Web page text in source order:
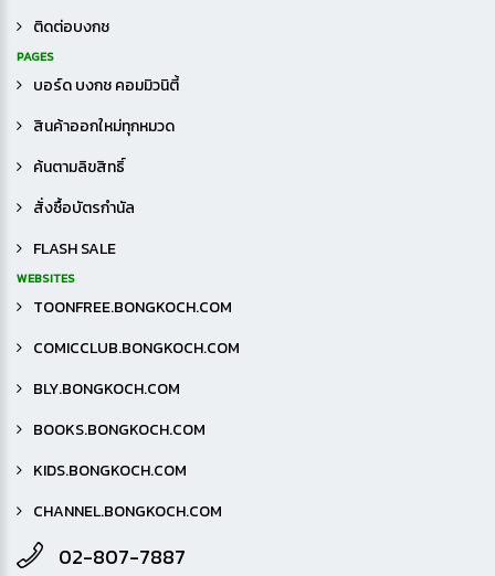
ติดต่อบงกช
PAGES
บอร์ด บงกช คอมมิวนิตี้
สินค้าออกใหม่ทุกหมวด
ค้นตามลิขสิทธิ์
สั่งซื้อบัตรกำนัล
FLASH SALE
WEBSITES
TOONFREE.BONGKOCH.COM
COMICCLUB.BONGKOCH.COM
BLY.BONGKOCH.COM
BOOKS.BONGKOCH.COM
KIDS.BONGKOCH.COM
CHANNEL.BONGKOCH.COM
02-807-7887